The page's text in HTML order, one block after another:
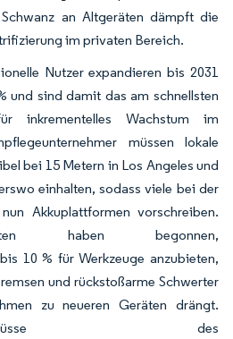
an Altgeräten dämpft die
im privaten Bereich.
Nutzer expandieren bis 2031
und sind damit das am schnellsten
inkrementelles Wachstum im
müssen lokale
bei 15 Metern in Los Angeles und
einhalten, sodass viele bei der
Akkuplattformen vorschreiben.
haben begonnen,
10 % für Werkzeuge anzubieten,
und rückstoßarme Schwerter
zu neueren Geräten drängt.
des